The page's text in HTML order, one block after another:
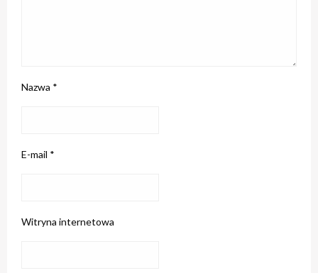
Nazwa *
E-mail *
Witryna internetowa